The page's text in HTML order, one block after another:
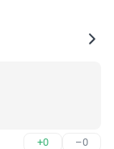
+0 –0